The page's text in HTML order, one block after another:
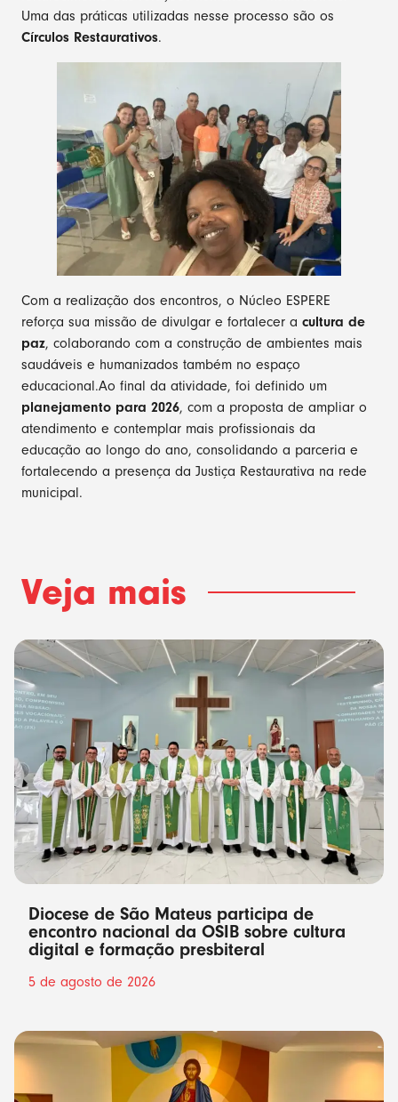
Uma das práticas utilizadas nesse processo são os
Círculos Restaurativos.
Com a realização dos encontros, o Núcleo ESPERE
reforça sua missão de divulgar e fortalecer a cultura de
paz, colaborando com a construção de ambientes mais
saudáveis e humanizados também no espaço
educacional.Ao final da atividade, foi definido um
planejamento para 2026, com a proposta de ampliar o
atendimento e contemplar mais profissionais da
educação ao longo do ano, consolidando a parceria e
fortalecendo a presença da Justiça Restaurativa na rede
municipal.
Veja mais
Diocese de São Mateus participa de
encontro nacional da OSIB sobre cultura
digital e formação presbiteral
5 de agosto de 2026